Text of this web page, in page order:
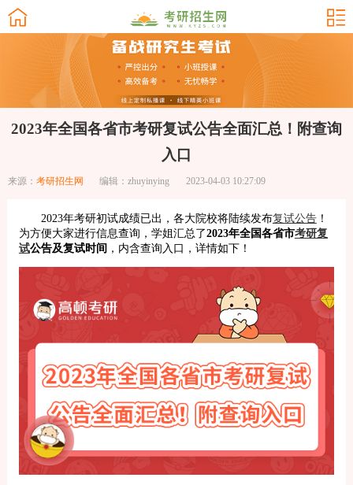
2023年全国各省市考研复试公告全面汇总！附查询
入口
来源： 考研招生网 编辑：zhuyinying 2023-04-03 10:27:09
2023年考研初试成绩已出，各大院校将陆续发布复试公告！
为方便大家进行信息查询，学姐汇总了2023年全国各省市考研复
试公告及复试时间 ，内含查询入口，详情如下！